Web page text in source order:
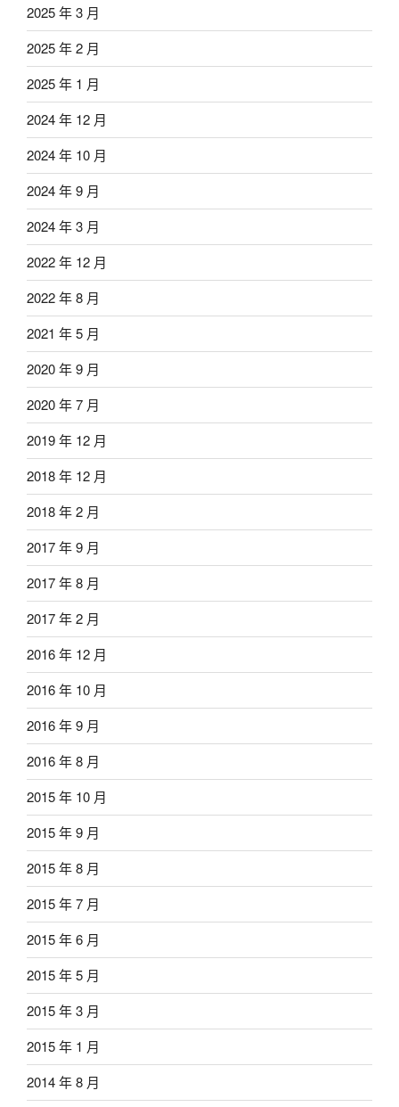
2025 年 3 月
2025 年 2 月
2025 年 1 月
2024 年 12 月
2024 年 10 月
2024 年 9 月
2024 年 3 月
2022 年 12 月
2022 年 8 月
2021 年 5 月
2020 年 9 月
2020 年 7 月
2019 年 12 月
2018 年 12 月
2018 年 2 月
2017 年 9 月
2017 年 8 月
2017 年 2 月
2016 年 12 月
2016 年 10 月
2016 年 9 月
2016 年 8 月
2015 年 10 月
2015 年 9 月
2015 年 8 月
2015 年 7 月
2015 年 6 月
2015 年 5 月
2015 年 3 月
2015 年 1 月
2014 年 8 月